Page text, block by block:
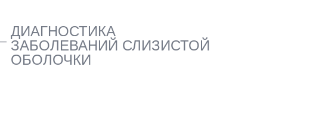
ДИАГНОСТИКА
ЗАБОЛЕВАНИЙ СЛИЗИСТОЙ
ОБОЛОЧКИ